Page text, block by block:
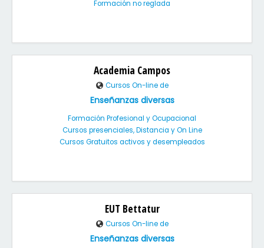
Formación no reglada
Academia Campos
Cursos On-line de
Enseñanzas diversas
Formación Profesional y Ocupacional
Cursos presenciales, Distancia y On Line
Cursos Gratuitos activos y desempleados
EUT Bettatur
Cursos On-line de
Enseñanzas diversas